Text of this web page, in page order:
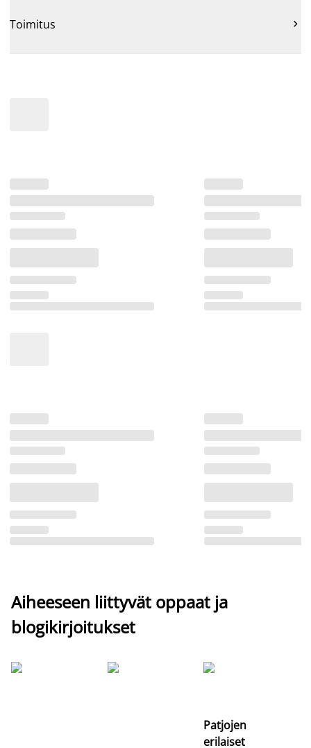
Toimitus 
Aiheeseen liittyvät oppaat ja
blogikirjoitukset
Patjojen
erilaiset